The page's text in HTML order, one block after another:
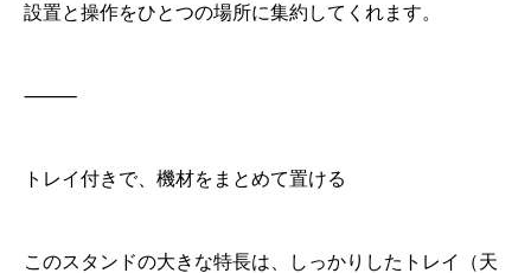
設置と操作をひとつの場所に集約してくれます。
⸻
トレイ付きで、機材をまとめて置ける
このスタンドの大きな特長は、しっかりしたトレイ（天